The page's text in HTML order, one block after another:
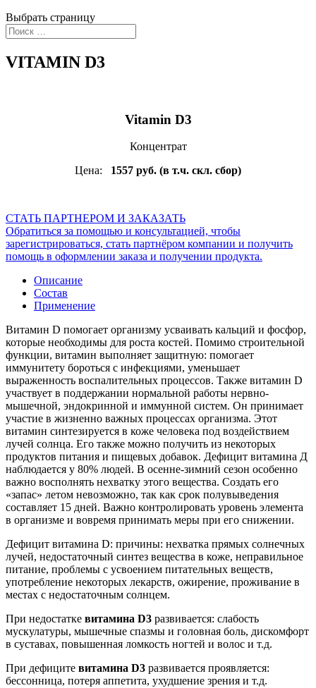
Выбрать страницу
VITAMIN D3
Vitamin D3
Концентрат
Цена: 1557 руб. (в т.ч. скл. сбор)
СТАТЬ ПАРТНЕРОМ И ЗАКАЗАТЬ
Обратиться за помощью и консультацией, чтобы
зарегистрироваться, стать партнёром компании и получить
помощь в оформлении заказа и получении продукта.
Описание
Состав
Применение
Витамин D помогает организму усваивать кальций и фосфор,
которые необходимы для роста костей. Помимо строительной
функции, витамин выполняет защитную: помогает
иммунитету бороться с инфекциями, уменьшает
выраженность воспалительных процессов. Также витамин D
участвует в поддержании нормальной работы нервно-
мышечной, эндокринной и иммунной систем. Он принимает
участие в жизненно важных процессах организма. Этот
витамин синтезируется в коже человека под воздействием
лучей солнца. Его также можно получить из некоторых
продуктов питания и пищевых добавок. Дефицит витамина Д
наблюдается у 80% людей. В осенне-зимний сезон особенно
важно восполнять нехватку этого вещества. Создать его
«запас» летом невозможно, так как срок полувыведения
составляет 15 дней. Важно контролировать уровень элемента
в организме и вовремя принимать меры при его снижении.
Дефицит витамина D: причины: нехватка прямых солнечных
лучей, недостаточный синтез вещества в коже, неправильное
питание, проблемы с усвоением питательных веществ,
употребление некоторых лекарств, ожирение, проживание в
местах с недостаточным солнцем.
При недостатке витамина D3 развивается: слабость
мускулатуры, мышечные спазмы и головная боль, дискомфорт
в суставах, повышенная ломкость ногтей и волос и т.д.
При дефиците витамина D3 развивается проявляется:
бессонница, потеря аппетита, ухудшение зрения и т.д.